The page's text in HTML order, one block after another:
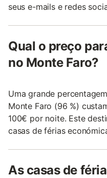
seus e-mails e redes
Qual o preço
no Monte Faro?
Uma grande
Monte Faro (96 %)
100€ por noite. Este
casas de férias
As casas de